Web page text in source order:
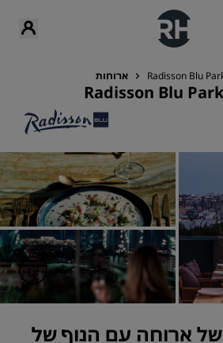
Radisson Blu ארוחות
Radisson Blu
של ארוחה עם הנוף של